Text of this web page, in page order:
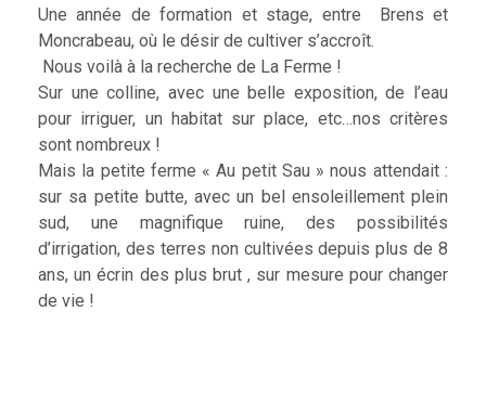
Une année de formation et stage, entre Brens et
Moncrabeau, où le désir de cultiver s’accroît.
Nous voilà à la recherche de La Ferme !
Sur une colline, avec une belle exposition, de l’eau
pour irriguer, un habitat sur place, etc…nos critères
sont nombreux !
Mais la petite ferme « Au petit Sau » nous attendait :
sur sa petite butte, avec un bel ensoleillement plein
sud, une magnifique ruine, des possibilités
d’irrigation, des terres non cultivées depuis plus de 8
ans, un écrin des plus brut , sur mesure pour changer
de vie !